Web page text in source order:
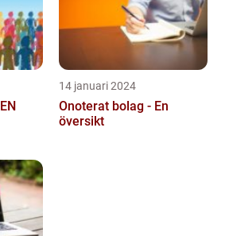
14 januari 2024
Onoterat bolag - En
översikt